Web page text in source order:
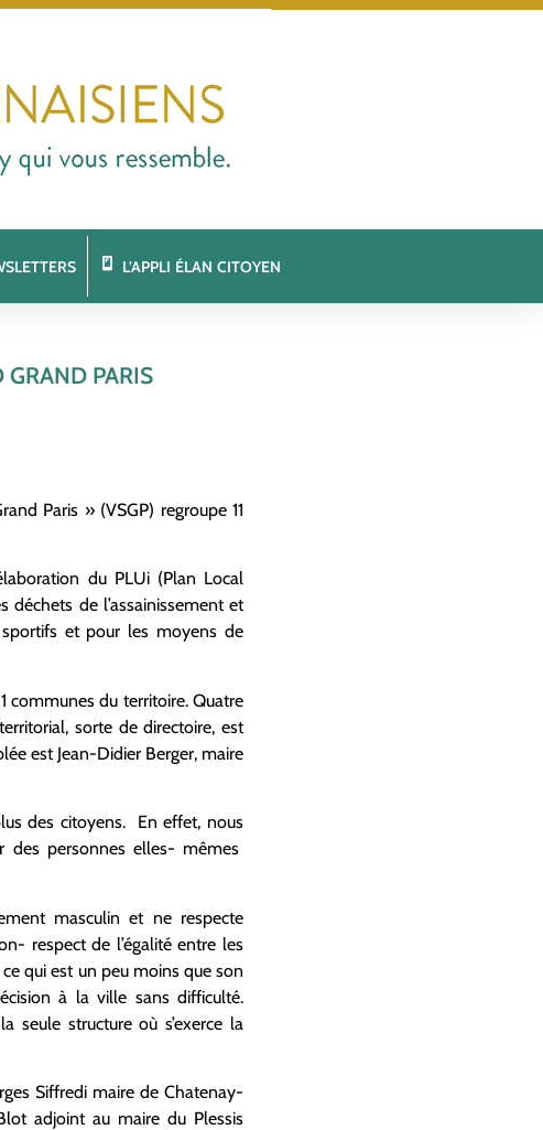
L’APPLI ÉLAN CITOYEN
GRAND PARIS
Paris » (VSGP) regroupe 11
du PLUi (Plan Local
de l’assainissement et
et pour les moyens de
communes du territoire. Quatre
sorte de directoire, est
est Jean-Didier Berger, maire
des citoyens. En effet, nous
des personnes elles- mêmes
masculin et ne respecte
respect de l’égalité entre les
qui est un peu moins que son
à la ville sans difficulté.
seule structure où s’exerce la
Siffredi maire de Chatenay-
adjoint au maire du Plessis